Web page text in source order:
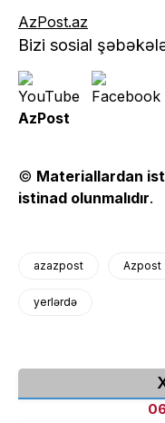
AzPost.az
Bizi sosial
AzPost
© Materiallardan
istinad olunmalıdır.
azazpost Azpost
yerlərdə